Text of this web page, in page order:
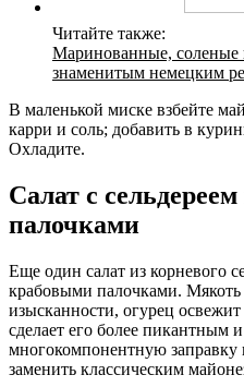
Читайте также:
Маринованные,
знаменитым немецким
В маленькой миске взбейте
карри и соль; добавить в
Охладите.
Салат с
палочками
Еще один салат из корневого
крабовыми палочками. Мякоть
изысканности, огурец
сделает его более
многокомпонентную заправку
заменить классическим